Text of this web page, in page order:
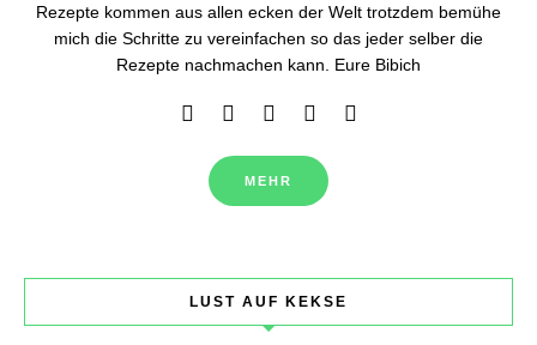
Rezepte kommen aus allen ecken der Welt trotzdem bemühe
mich die Schritte zu vereinfachen so das jeder selber die
Rezepte nachmachen kann. Eure Bibich
MEHR
LUST AUF KEKSE